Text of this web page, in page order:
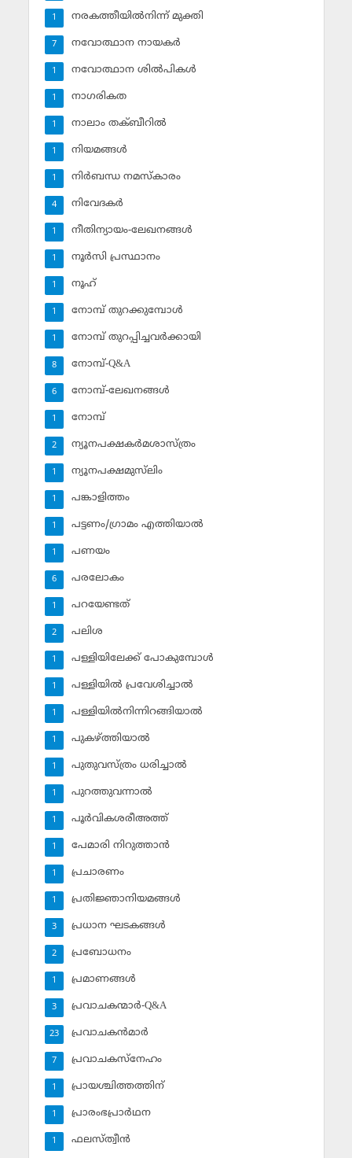
നരകത്തീയില്‍നിന്ന് മുക്തി
1
നവോത്ഥാന നായകര്‍
7
നവോത്ഥാന ശില്‍പികള്‍
1
നാഗരികത
1
നാലാം തക്ബീറില്‍
1
നിയമങ്ങള്‍
1
നിര്‍ബന്ധ നമസ്‌കാരം
1
നിവേദകര്‍
4
നീതിന്യായം-ലേഖനങ്ങള്‍
1
നൂര്‍സി പ്രസ്ഥാനം
1
നൂഹ്‌
1
നോമ്പ് തുറക്കുമ്പോള്‍
1
നോമ്പ് തുറപ്പിച്ചവര്‍ക്കായി
1
നോമ്പ്-Q&A
8
നോമ്പ്-ലേഖനങ്ങള്‍
6
നോമ്പ്‌
1
ന്യൂനപക്ഷകര്‍മശാസ്ത്രം
2
ന്യൂനപക്ഷമുസ്‌ലിം
1
പങ്കാളിത്തം
1
പട്ടണം/ഗ്രാമം എത്തിയാല്‍
1
പണയം
1
പരലോകം
6
പറയേണ്ടത്
1
പലിശ
2
പള്ളിയിലേക്ക് പോകുമ്പോള്‍
1
പള്ളിയില്‍ പ്രവേശിച്ചാല്‍
1
പള്ളിയില്‍നിന്നിറങ്ങിയാല്‍
1
പുകഴ്ത്തിയാല്‍
1
പുതുവസ്ത്രം ധരിച്ചാല്‍
1
പുറത്തുവന്നാല്‍
1
പൂര്‍വികശരീഅത്ത്
1
പേമാരി നിറുത്താന്‍
1
പ്രചാരണം
1
പ്രതിജ്ഞാനിയമങ്ങള്‍
1
പ്രധാന ഘടകങ്ങള്‍
3
പ്രബോധനം
2
പ്രമാണങ്ങള്‍
1
പ്രവാചകന്മാര്‍-Q&A
3
പ്രവാചകന്‍മാര്‍
23
പ്രവാചകസ്‌നേഹം
7
പ്രായശ്ചിത്തത്തിന്
1
പ്രാരംഭപ്രാര്‍ഥന
1
ഫലസ്ത്വീൻ
1